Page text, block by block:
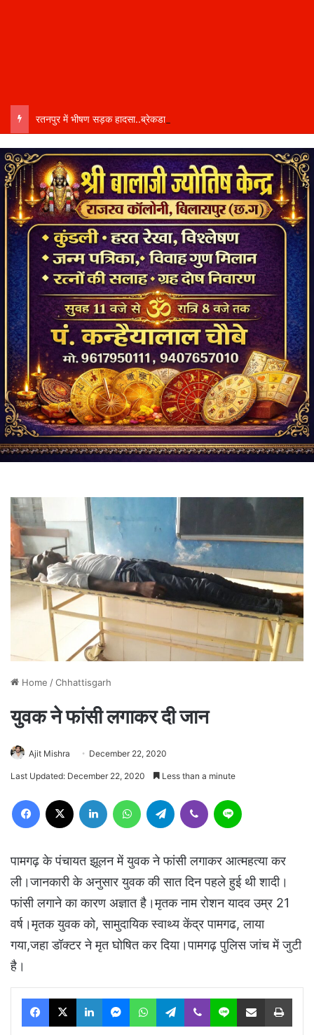
Home /Chhattisgarh
युवक ने फांसी लगाकर दी जान
Ajit Mishra December 22, 2020
Last Updated: December 22, 2020 Less than a minute
Facebook LinkedIn WhatsAppTelegram Viber
पामगढ़ के पंचायत झूलन में युवक ने फांसी लगाकर आत्महत्या कर
ली।जानकारी के अनुसार युवक की सात दिन पहले हुई थी शादी।
फांसी लगाने का कारण अज्ञात है।मृतक नाम रोशन यादव उम्र 21
वर्ष।मृतक युवक को, सामुदायिक स्वाथ्य केंद्र पामगढ, लाया
गया,जहा डॉक्टर ने मृत घोषित कर दिया।पामगढ़ पुलिस जांच में जुटी
है।
Facebook
X LinkedInMessengerWhatsAppTelegram
Viber Line Share via Email Print